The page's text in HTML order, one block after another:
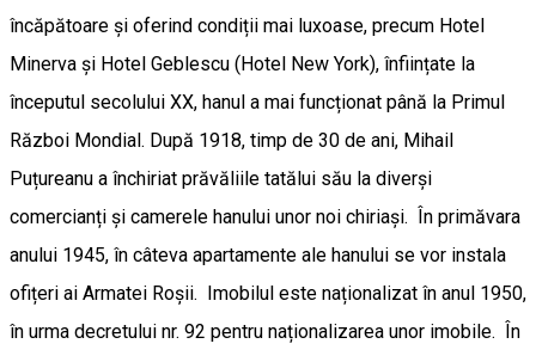
încăpătoare și oferind condiții mai luxoase, precum Hotel
Minerva și Hotel Geblescu (Hotel New York), înființate la
începutul secolului XX, hanul a mai funcționat până la Primul
Război Mondial. După 1918, timp de 30 de ani, Mihail
Puțureanu a închiriat prăvăliile tatălui său la diverși
comercianți și camerele hanului unor noi chiriași. În primăvara
anului 1945, în câteva apartamente ale hanului se vor instala
ofițeri ai Armatei Roșii. Imobilul este naționalizat în anul 1950,
în urma decretului nr. 92 pentru naționalizarea unor imobile. În